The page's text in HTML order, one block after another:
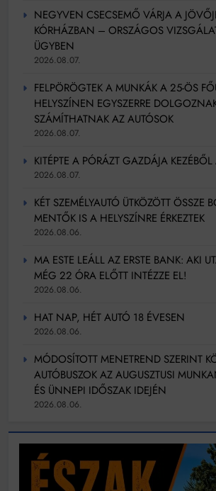
Móricz Zsigmond: falusi író vagy
Mindenki a világot akarja uralni – de nem
as években
Bitumenes lapostetők: a bevált technológia akkor
működik, ha jól van felújítva
NEGYVEN CSECSEMŐ VÁRJA A
KÓRHÁZBAN – ORSZÁGOS
ÜGYBEN
2026.08.07.
FELPÖRÖGTEK A MUNKÁK A 25-ÖS
HELYSZÍNEN EGYSZERRE
SZÁMÍTHATNAK AZ AUTÓSOK
2026.08.07.
KITÉPTE A PÓRÁZT GAZDÁJA KEZÉBŐL
2026.08.07.
KÉT SZEMÉLYAUTÓ ÜTKÖZÖTT
MENTŐK IS A HELYSZÍNRE ÉRKEZTEK
2026.08.06.
MA ESTE LEÁLL AZ ERSTE BANK: AKI
MÉG 22 ÓRA ELŐTT INTÉZZE EL!
2026.08.06.
HAT NAP, HÉT AUTÓ 18 ÉVESEN
2026.08.06.
MÓDOSÍTOTT MENETREND SZERINT
AUTÓBUSZOK AZ AUGUSZTUSI
ÉS ÜNNEPI IDŐSZAK IDEJÉN
2026.08.06.